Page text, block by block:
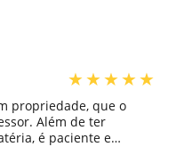
★★★★★
propriedade, que o
Além de ter
é paciente e
tirar 9 na prova de